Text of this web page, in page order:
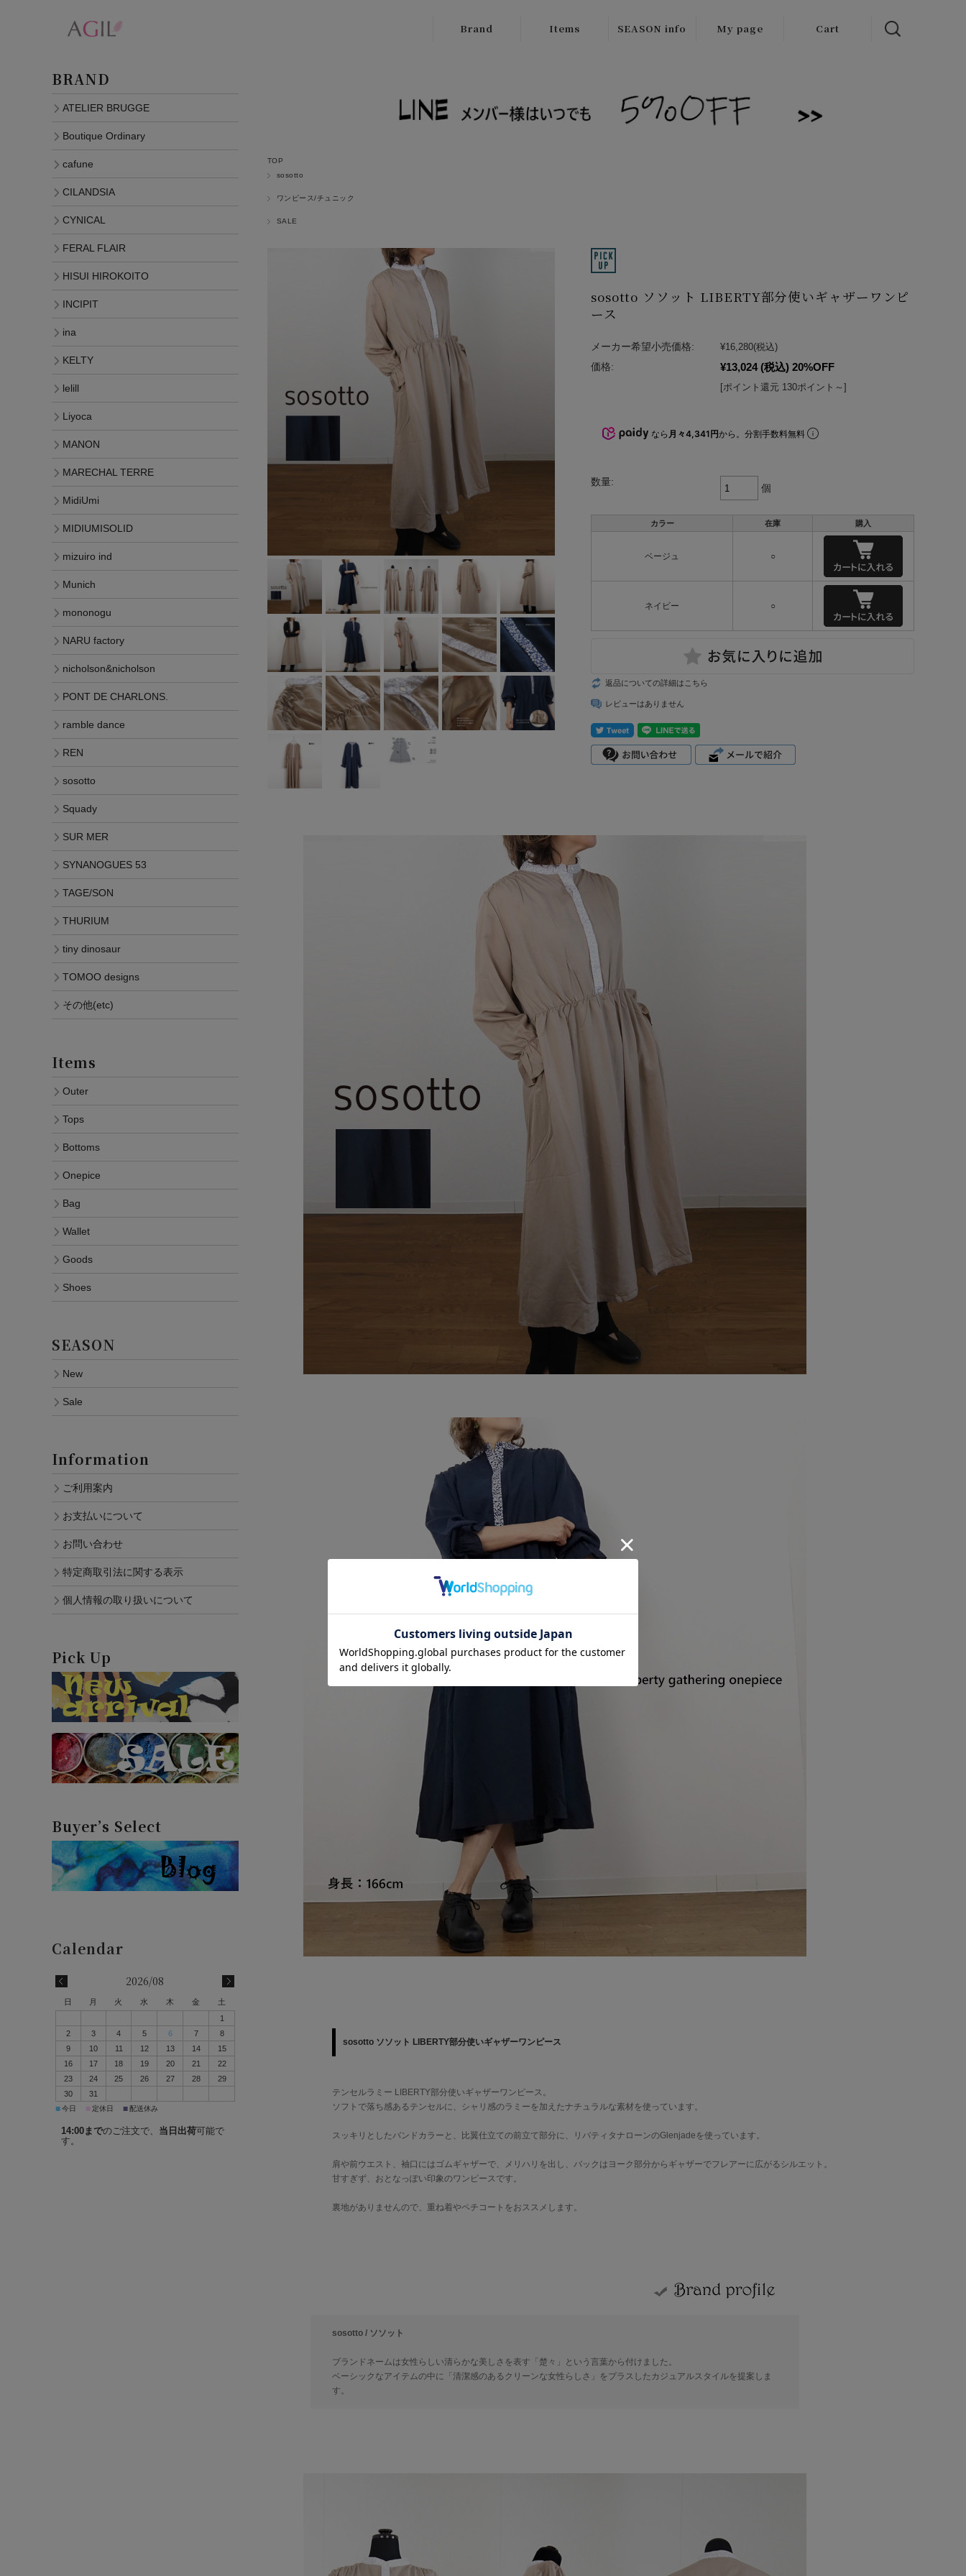
Brand
Boutique
INCIPIT
Liyoca
MANON
MARECHAL
TERRE
MidiUmi
ID
mizuiro ind
mononogu
Munic
CHARLONS.
ramble dance
Squady
SYNANOGUE
TAGE/SON
THURIUM
Items SEASON info
SALE/Outlet
My page Cart
TOP
sosotto
ワンピース/チュニック
SALE
sosotto ソソット LIBERTY部分使いギャザーワンピ
ース
メーカー希望小売価格: ¥16,280(税込)
価格:
¥13,024 (税込) 20%OFF
[ポイント還元 130ポイント～]
なら 月々4,341円から。分割手数料無料
数量:
個
カラー 在庫 購入
ベージュ ○
ネイビー ○
返品についての詳細はこちら
レビューはありません
sosotto ソソット LIBERTY部分使いギャザーワンピース
テンセルラミー LIBERTY部分使いギャザーワンピース。
ソフトで落ち感あるテンセルに、シャリ感のラミーを加えたナチュラルな素材を使っています。
スッキリとしたバンドカラーと、比翼仕立ての前立て部分に、リバティタナローンのGlenjadeを使っています。
肩や前ウエスト、袖口にはゴムギャザーで、メリハリを出し、バックはヨーク部分からギャザーでフレアーに広がるシルエット。
甘すぎず、おとなっぽい印象のワンピースです。
裏地がありませんので、重ね着やペチコートをおススメします。
sosotto / ソソット
ブランドネームは女性らしい清らかな美しさを表す「楚々」という言葉から付けました。
ベーシックなアイテムの中に「清潔感のあるクリーンな女性らしさ」をプラスしたカジュアルスタイルを提案しま
す。
BRAND
ATELIER BRUGGE
Boutique Ordinary
cafune
CILANDSIA
CYNICAL
FERAL FLAIR
HISUI HIROKOITO
INCIPIT
ina
KELTY
lelill
Liyoca
MANON
MARECHAL TERRE
MidiUmi
MIDIUMISOLID
mizuiro ind
Munich
mononogu
NARU factory
nicholson&nicholson
PONT DE CHARLONS.
ramble dance
REN
sosotto
Squady
SUR MER
SYNANOGUES 53
TAGE/SON
THURIUM
tiny dinosaur
TOMOO designs
その他(etc)
Items
Outer
Tops
Bottoms
Onepice
Bag
Wallet
Goods
Shoes
SEASON
New
Sale
Information
ご利用案内
お支払いについて
お問い合わせ
特定商取引法に関する表示
個人情報の取り扱いについて
Pick Up
Buyer’s Select
2026/08
日 月 火 水 木 金
土
1
2
3 4 5 6 7
8
9
10 11 12 13 14
15
16
17 18 19 20 21
22
23
24 25 26 27 28
29
30
31
■今日 ■ 定休日 ■配送休み
14:00までのご注文で、 当日出荷可能で
す。